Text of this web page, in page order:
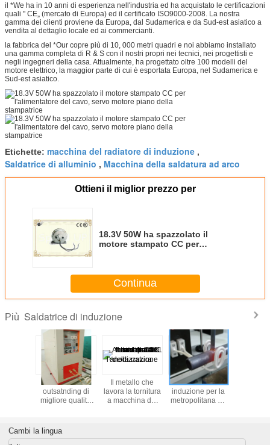
il *We ha in 10 anni di esperienza nell'industria ed ha acquistato le certificazioni
quali " CE„ (mercato di Europa) ed il certificato ISO9000-2008. La nostra
gamma dei clienti proviene da Europa, dal Sudamerica e da Sud-est asiatico a
vendita al dettaglio locale ed ai commercianti.
la fabbrica del *Our copre più di 10, 000 metri quadri e noi abbiamo installato
una gamma completa di R & S con il nostri propri nei tecnici, nei progettisti e
negli ingegneri della casa. Attualmente, ha progettato oltre 100 modelli del
motore elettrico, la maggior parte di cui è esportata Europa, nel Sudamerica e
Sud-est asiatico.
Etichette: macchina del radiatore di induzione ,
Saldatrice di alluminio , Macchina della saldatura ad arco
Ottieni il miglior prezzo per
18.3V 50W ha spazzolato il
motore stampato CC per
Continua
Più Saldatrice di induzione
Produttore
outsatnding di
migliore qualità
induzione di
vendita calda
Il metallo che
lavora la tornitura
a macchina del
l'anodizzazione
Saldatrice di
induzione per la
metropolitana ed
Cambi la lingua